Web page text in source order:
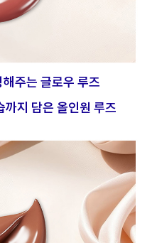
주는 글로우 루즈
까지 담은 올인원 루즈